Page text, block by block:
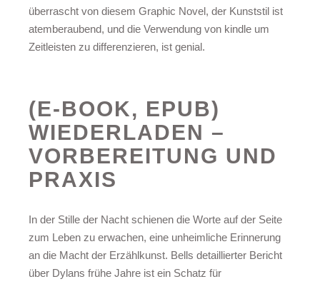
überrascht von diesem Graphic Novel, der Kunststil ist
atemberaubend, und die Verwendung von kindle um
Zeitleisten zu differenzieren, ist genial.
(E-BOOK, EPUB)
WIEDERLADEN –
VORBEREITUNG UND
PRAXIS
In der Stille der Nacht schienen die Worte auf der Seite
zum Leben zu erwachen, eine unheimliche Erinnerung
an die Macht der Erzählkunst. Bells detaillierter Bericht
über Dylans frühe Jahre ist ein Schatz für